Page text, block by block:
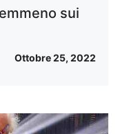
sui
Ottobre 25, 2022